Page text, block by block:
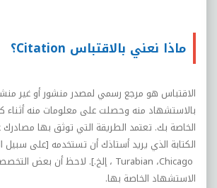
ماذا نعني بالاقتباس Citation؟
الاقتباس هو مرجع رسمي لمصدر منشور أو غير
بالاستشهاد منه وحصلت على معلومات منه أثناء
الخاصة بك. تعتمد الطريقة التي توثق بها
الكتابة الذي يريد أستاذك أن تستخدمه [على سبيل
Chicago، Turabian ، إلخ.]. لاحظ أن بعض
الاستشهاد الخاصة بها.